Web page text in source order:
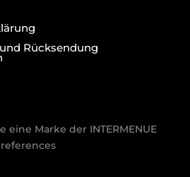
Rücksendung
eine Marke der INTERMENUE